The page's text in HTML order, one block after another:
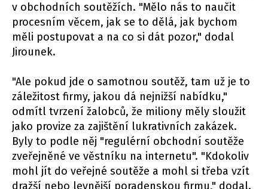
v obchodních soutěžích. "Mělo nás to naučit
procesním věcem, jak se to dělá, jak bychom
měli postupovat a na co si dát pozor," dodal
Jirounek.
"Ale pokud jde o samotnou soutěž, tam už je to
záležitost firmy, jakou dá nejnižší nabídku,"
odmítl tvrzení žalobců, že miliony měly sloužit
jako provize za zajištění lukrativních zakázek.
Byly to podle něj "regulérní obchodní soutěže
zveřejněné ve věstníku na internetu". "Kdokoliv
mohl jít do veřejné soutěže a mohl si třeba vzít
dražší nebo levnější poradenskou firmu," dodal.